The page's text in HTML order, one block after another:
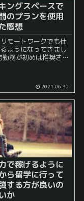
ングスペースで
のプランを使用
感想
モートワークでも仕
ようになってきまし
えると、リモートワー
務というわけではな
2021.06.30
で稼げるように
ら留学に行って
する方が良いの
か